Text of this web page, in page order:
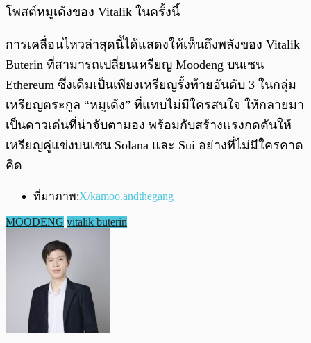
โพสต์หมูเด้งของ Vitalik ในครั้งนี้
การเคลื่อนไหวล่าสุดนี้ได้แสดงให้เห็นถึงพลังของ Vitalik
Buterin ที่สามารถเปลี่ยนเหรียญ Moodeng บนเชน
Ethereum ซึ่งเดิมเป็นเพียงเหรียญรั้งท้ายอันดับ 3 ในกลุ่ม
เหรียญตระกูล “หมูเด้ง” ที่แทบไม่มีใครสนใจ ให้กลายมา
เป็นดาวเด่นที่น่าจับตามอง พร้อมกับสร้างแรงกดดันให้
เหรียญคู่แข่งบนเชน Solana และ Sui อย่างที่ไม่มีใครคาด
คิด
ที่มาภาพ:X/kamoo.andthegang
MOODENG vitalik buterin